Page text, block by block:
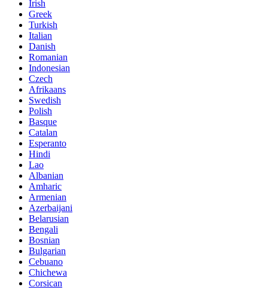
Irish
Greek
Turkish
Italian
Danish
Romanian
Indonesian
Czech
Afrikaans
Swedish
Polish
Basque
Catalan
Esperanto
Hindi
Lao
Albanian
Amharic
Armenian
Azerbaijani
Belarusian
Bengali
Bosnian
Bulgarian
Cebuano
Chichewa
Corsican